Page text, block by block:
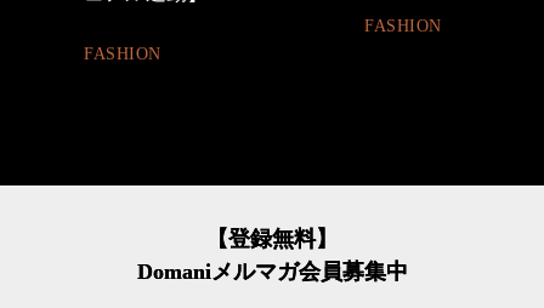
FASHION
FASHION
【登録無料】
Domaniメルマガ会員募集中